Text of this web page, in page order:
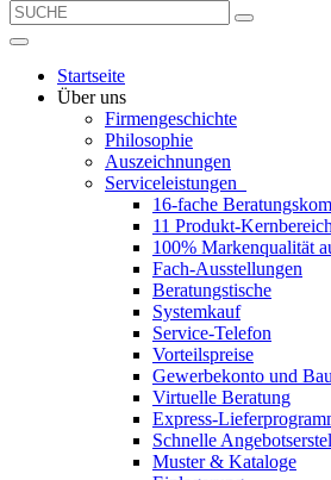
Startseite
Über uns
Firmengeschichte
Philosophie
Auszeichnungen
Serviceleistungen
16-fache
11 Produkt-
100% Markenqualität
Fach-Ausstellungen
Beratungstische
Systemkauf
Service-Telefon
Vorteilspreise
Gewerbekonto und
Virtuelle Beratung
Express-
Schnelle
Muster & Kataloge